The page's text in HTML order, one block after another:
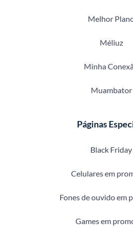
Melhor
Méliuz
Minha
Muambator
Páginas
Black Friday
Celulares em
Fones de ouvido em
Games em